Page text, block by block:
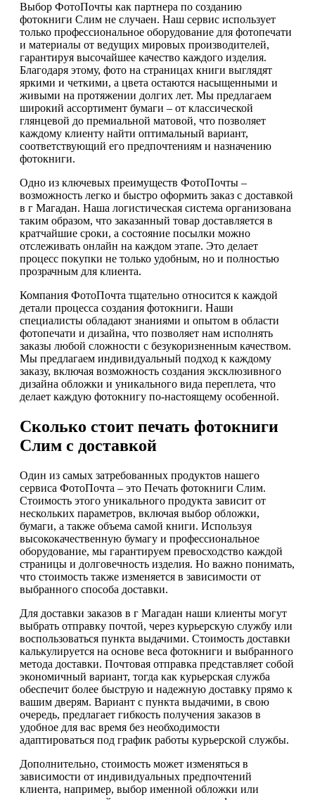
Выбор ФотоПочты как партнера по созданию
фотокниги Слим не случаен. Наш сервис использует
только профессиональное оборудование для фотопечати
и материалы от ведущих мировых производителей,
гарантируя высочайшее качество каждого изделия.
Благодаря этому, фото на страницах книги выглядят
яркими и четкими, а цвета остаются насыщенными и
живыми на протяжении долгих лет. Мы предлагаем
широкий ассортимент бумаги – от классической
глянцевой до премиальной матовой, что позволяет
каждому клиенту найти оптимальный вариант,
соответствующий его предпочтениям и назначению
фотокниги.
Одно из ключевых преимуществ ФотоПочты –
возможность легко и быстро оформить заказ с доставкой
в г Магадан. Наша логистическая система организована
таким образом, что заказанный товар доставляется в
кратчайшие сроки, а состояние посылки можно
отслеживать онлайн на каждом этапе. Это делает
процесс покупки не только удобным, но и полностью
прозрачным для клиента.
Компания ФотоПочта тщательно относится к каждой
детали процесса создания фотокниги. Наши
специалисты обладают знаниями и опытом в области
фотопечати и дизайна, что позволяет нам исполнять
заказы любой сложности с безукоризненным качеством.
Мы предлагаем индивидуальный подход к каждому
заказу, включая возможность создания эксклюзивного
дизайна обложки и уникального вида переплета, что
делает каждую фотокнигу по-настоящему особенной.
Сколько стоит печать фотокниги
Слим с доставкой
Один из самых затребованных продуктов нашего
сервиса ФотоПочта – это Печать фотокниги Слим.
Стоимость этого уникального продукта зависит от
нескольких параметров, включая выбор обложки,
бумаги, а также объема самой книги. Используя
высококачественную бумагу и профессиональное
оборудование, мы гарантируем превосходство каждой
страницы и долговечность изделия. Но важно понимать,
что стоимость также изменяется в зависимости от
выбранного способа доставки.
Для доставки заказов в г Магадан наши клиенты могут
выбрать отправку почтой, через курьерскую службу или
воспользоваться пункта выдачими. Стоимость доставки
калькулируется на основе веса фотокниги и выбранного
метода доставки. Почтовая отправка представляет собой
экономичный вариант, тогда как курьерская служба
обеспечит более быструю и надежную доставку прямо к
вашим дверям. Вариант с пункта выдачими, в свою
очередь, предлагает гибкость получения заказов в
удобное для вас время без необходимости
адаптироваться под график работы курьерской службы.
Дополнительно, стоимость может изменяться в
зависимости от индивидуальных предпочтений
клиента, например, выбор именной обложки или